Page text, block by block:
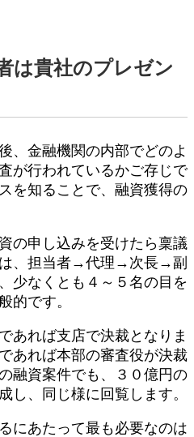
は貴社のプレゼン
、金融機関の内部でどのよ
が行われているかご存じで
を知ることで、融資獲得の
の申し込みを受けたら稟議
、担当者→代理→次長→副
少なくとも４～５名の目を
的です。
あれば支店で決裁となりま
あれば本部の審査役が決裁
融資案件でも、３０億円の
し、同じ様に回覧します。
にあたって最も必要なのは